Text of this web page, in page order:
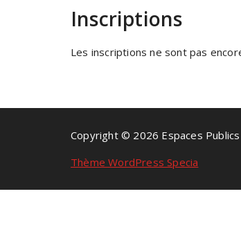
Inscriptions
Les inscriptions ne sont pas
Copyright © 2026 Espaces
Thème WordPress Specia